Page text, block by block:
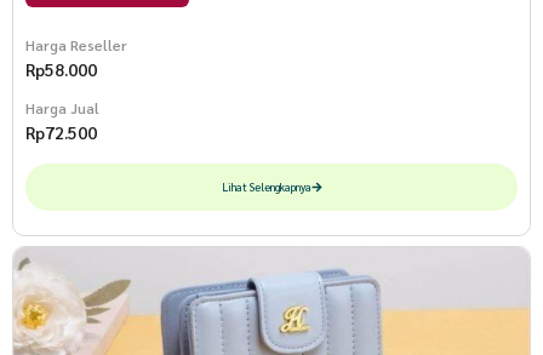
Harga Reseller
Rp58.000
Harga Jual
Rp72.500
Lihat Selengkapnya